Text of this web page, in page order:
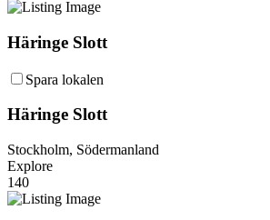
Häringe Slott
Spara lokalen
Häringe Slott
Stockholm, Södermanland
Explore
140